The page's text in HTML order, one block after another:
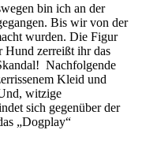
bin ich an der
Bis wir von der
wurden. Die Figur
Hund zerreißt ihr das
Nachfolgende
Kleid und
witzige
sich gegenüber der
„Dogplay“